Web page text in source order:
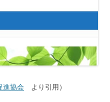
進協会 より引用）